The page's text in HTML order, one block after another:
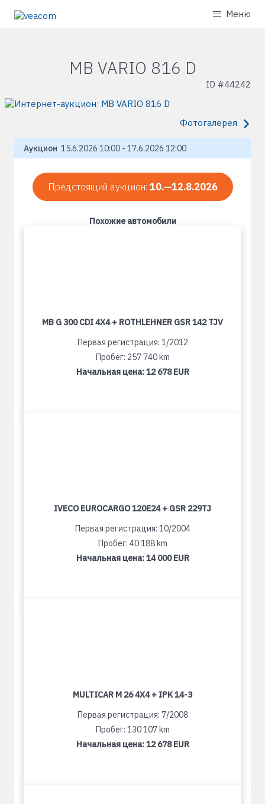
Меню
MB VARIO 816 D
ID #44242
Фотогалерея
Аукцион 15.6.2026 10:00 - 17.6.2026 12:00
Предстоящий аукцион: 10.—12.8.2026
Похожие автомобили
MB G 300 CDI 4X4 + ROTHLEHNER GSR 142 TJV
Первая регистрация: 1/2012
Пробег: 257 740 km
Начальная цена:12 678 EUR
IVECO EUROCARGO 120E24 + GSR 229TJ
Первая регистрация: 10/2004
Пробег: 40 188 km
Начальная цена:14 000 EUR
MULTICAR M 26 4X4 + IPK 14-3
Первая регистрация: 7/2008
Пробег: 130 107 km
Начальная цена:12 678 EUR